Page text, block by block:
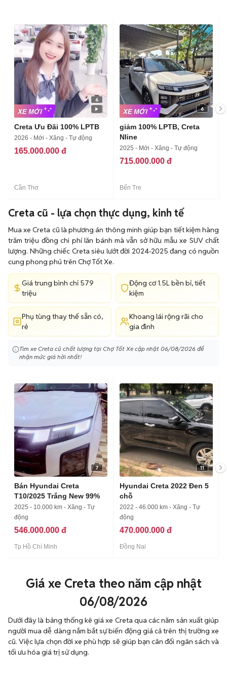
6
Creta Ưu Đãi 100% LPTB
2026 - Mới - Xăng - Tự động
165.000.000 đ
Cần Thơ
6
giảm 100% LPTB, Creta
Nline
2025 - Mới - Xăng - Tự động
715.000.000 đ
Bến Tre
Creta cũ - lựa chọn thực dụng, kinh tế
Mua xe Creta cũ là phương án thông minh giúp bạn tiết kiệm hàng
trăm triệu đồng chi phí lăn bánh mà vẫn sở hữu mẫu xe SUV chất
lượng. Những chiếc Creta siêu lướt đời 2024-2025 đang có nguồn
cung phong phú trên Chợ Tốt Xe.
Giá trung bình chỉ 579
triệu
Động cơ 1.5L bền bỉ, tiết
kiệm
Phụ tùng thay thế sẵn có,
rẻ
Khoang lái rộng rãi cho
gia đình
Tìm xe Creta cũ chất lượng tại Chợ Tốt Xe cập nhật 06/08/2026 để
nhận mức giá hời nhất!
7
Bán Hyundai Creta
T10/2025 Trắng New 99%
2025 - 10.000 km - Xăng - Tự
động
546.000.000 đ
Tp Hồ Chí Minh
11
Hyundai Creta 2022 Đen 5
chỗ
2022 - 46.000 km - Xăng - Tự
động
470.000.000 đ
Đồng Nai
Giá xe Creta theo năm cập nhật
06/08/2026
Dưới đây là bảng thống kê giá xe Creta qua các năm sản xuất giúp
người mua dễ dàng nắm bắt sự biến động giá cả trên thị trường xe
cũ. Việc lựa chọn đời xe phù hợp sẽ giúp bạn cân đối ngân sách và
tối ưu hóa giá trị sử dụng.